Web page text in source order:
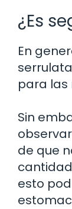
¿Es
En
para las
Sin
de que
esto